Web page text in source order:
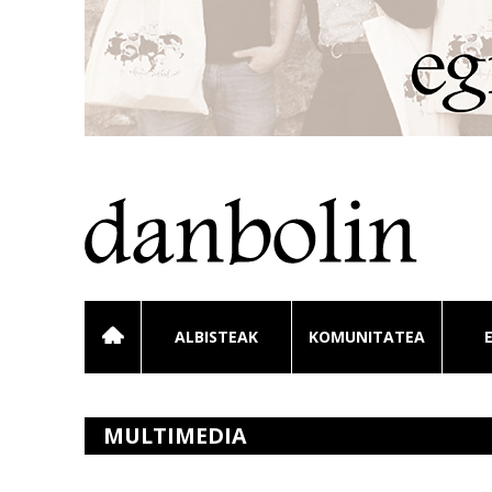
ALBISTEAK KOMUNITATEA
MULTIMEDIA